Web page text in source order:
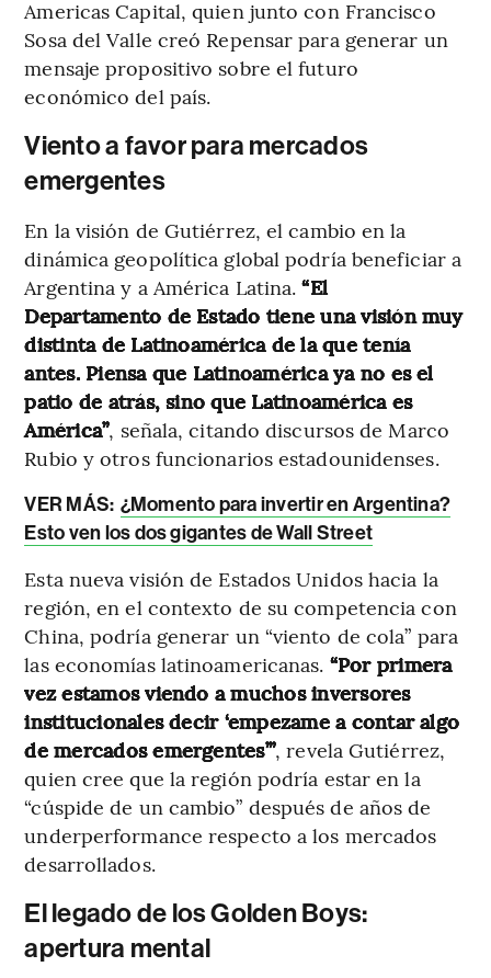
Americas Capital, quien junto con Francisco
Sosa del Valle creó Repensar para generar un
mensaje propositivo sobre el futuro
económico del país.
Viento a favor para mercados
emergentes
En la visión de Gutiérrez, el cambio en la
dinámica geopolítica global podría beneficiar a
Argentina y a América Latina.“El
Departamento de Estado tiene una visión muy
distinta de Latinoamérica de la que tenía
antes. Piensa que Latinoamérica ya no es el
patio de atrás, sino que Latinoamérica es
América”, señala, citando discursos de Marco
Rubio y otros funcionarios estadounidenses.
VER MÁS: ¿Momento para invertir en Argentina?
Esto ven los dos gigantes de Wall Street
Esta nueva visión de Estados Unidos hacia la
región, en el contexto de su competencia con
China, podría generar un “viento de cola” para
las economías latinoamericanas. “Por primera
vez estamos viendo a muchos inversores
institucionales decir ‘empezame a contar algo
de mercados emergentes’”, revela Gutiérrez,
quien cree que la región podría estar en la
“cúspide de un cambio” después de años de
underperformance respecto a los mercados
desarrollados.
El legado de los Golden Boys:
apertura mental